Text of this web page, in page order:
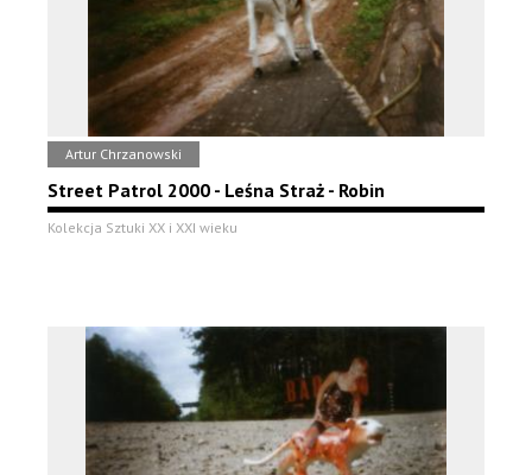
Artur Chrzanowski
Street Patrol 2000 - Leśna Straż - Robin
Kolekcja Sztuki XX i XXI wieku